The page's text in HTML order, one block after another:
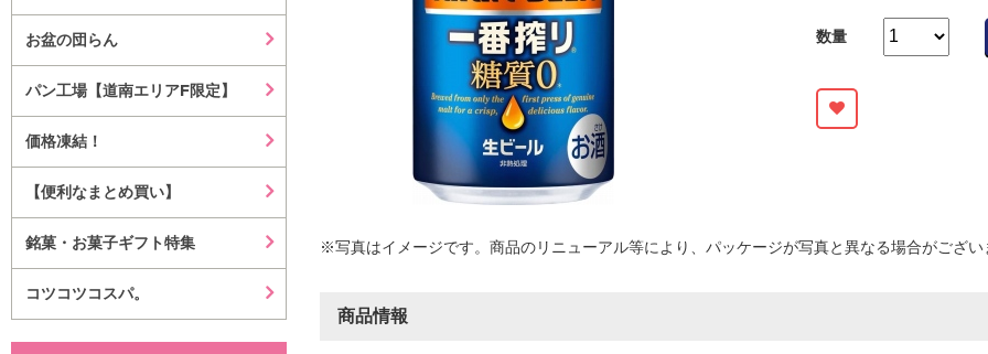
お盆の団らん
パン工場【道南エリアF限定】
価格凍結！
【便利なまとめ買い】
銘菓・お菓子ギフト特集
コツコツコスパ。
数量
※写真はイメージです。商品のリニューアル等により、パッケージが写真と異なる場合がござい
商品情報